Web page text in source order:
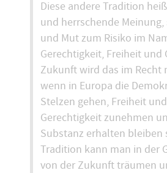
Diese andere Tradition
und herrschende
und Mut zum Risiko im
Gerechtigkeit, Freiheit und
Zukunft wird das im Recht
wenn in Europa die
Stelzen gehen, Freiheit
Gerechtigkeit zunehmen
Substanz erhalten bleiben
Tradition kann man in der
von der Zukunft träumen